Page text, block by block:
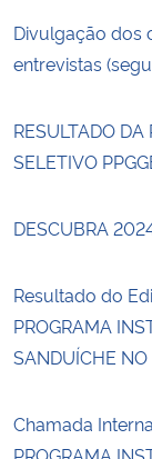
Secretaria-Geral
Gabinete de
Planalto
Divulgação dos
entrevistas
RESULTADO DA
SELETIVO
DESCUBRA
Resultado do
PROGRAMA
SANDUÍCHE NO
Chamada
PROGRAMA